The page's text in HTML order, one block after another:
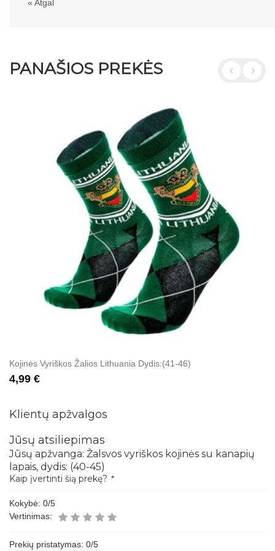
« Atgal
PANAŠIOS PREKĖS
Kojinės Vyriškos Žalios Lithuania Dydis:(41-46)
4,99 €
Klientų apžvalgos
Jūsų atsiliepimas
Jūsų apžvanga: Žalsvos vyriškos kojinės su kanapių
lapais, dydis: (40-45)
Kaip įvertinti šią prekę? *
Kokybė: 0/5
Vertinimas:
Prekių pristatymas: 0/5